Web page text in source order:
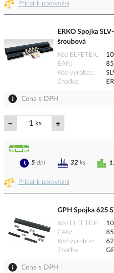
Přidat k porovnání
ERKO Spojka
šroubová
Kód ELFETEX
EAN
Kód výrobce
Značka
Cena s DPH
ks
Přidat k porovnání
5 dní 32 ks
GPH Spojka 625
Kód ELFETEX
EAN
Kód výrobce
Značka
Cena s DPH